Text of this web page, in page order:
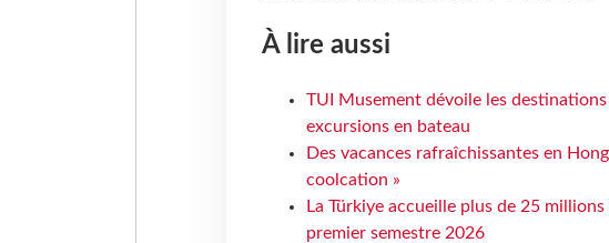
À lire aussi
TUI Musement dévoile les
excursions en bateau
Des vacances rafraîchissantes en
coolcation »
La Türkiye accueille plus de 25
premier semestre 2026